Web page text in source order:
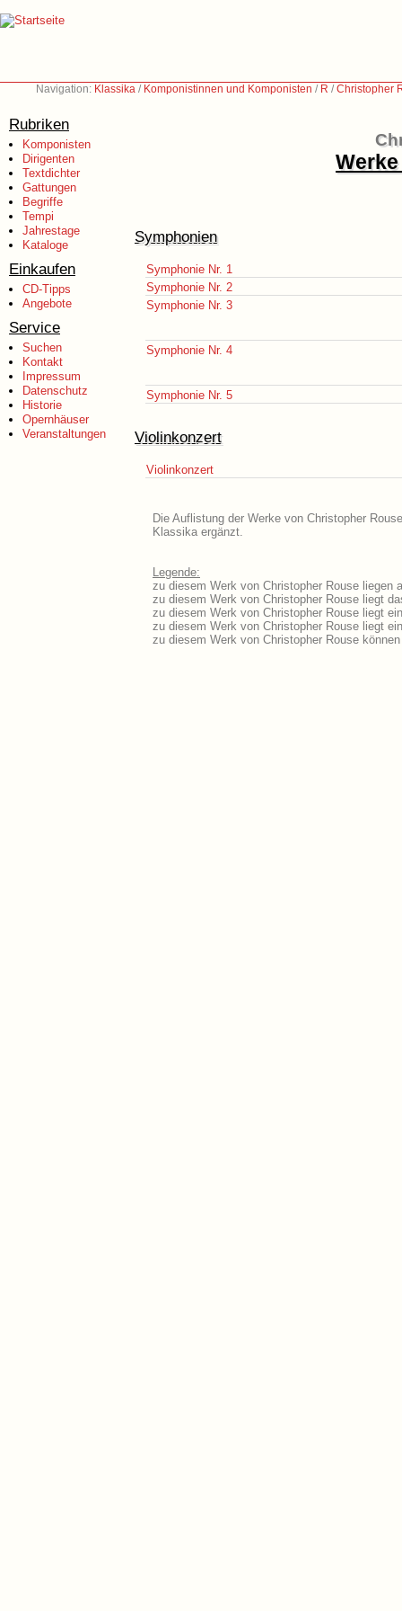
Navigation: Klassika / Komponistinnen und Komponisten / R /Christopher
Rubriken
Komponisten
Dirigenten
Textdichter
Gattungen
Begriffe
Tempi
Jahrestage
Kataloge
Einkaufen
CD-Tipps
Angebote
Service
Suchen
Kontakt
Impressum
Datenschutz
Historie
Opernhäuser
Veranstaltungen
Symphonien
Symphonie Nr. 1
Symphonie Nr. 2
Symphonie Nr. 3
Symphonie Nr. 4
Symphonie Nr. 5
Violinkonzert
Violinkonzert
Die Auflistung der Werke von Christopher
Klassika ergänzt.
Legende:
zu diesem Werk von Christopher Rouse liegen
zu diesem Werk von Christopher Rouse liegt
zu diesem Werk von Christopher Rouse liegt
zu diesem Werk von Christopher Rouse liegt
zu diesem Werk von Christopher Rouse